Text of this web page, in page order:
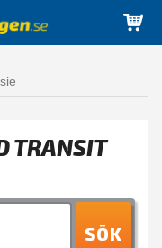
TRANSIT
SÖK